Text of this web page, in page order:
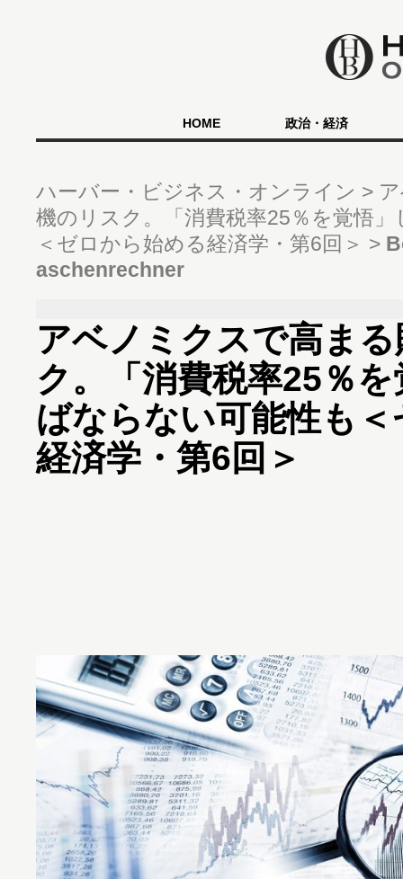
HOME 政治・経済
ハーバー・ビジネス・オンライン
機のリスク。「消費税率25％を覚悟
＜ゼロから始める経済学・第6回＞
aschenrechner
アベノミクスで高ま
ク。「消費税率25％
ばならない可能性も
経済学・第6回＞